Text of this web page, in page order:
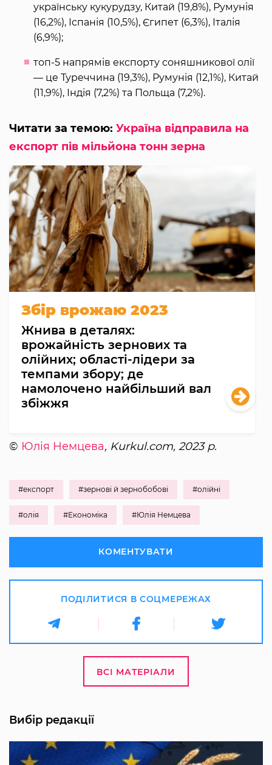
українську кукурудзу, Китай (19,8%), Румунія
(16,2%), Іспанія (10,5%), Єгипет (6,3%), Італія
(6,9%);
топ-5 напрямів експорту соняшникової олії
— це Туреччина (19,3%), Румунія (12,1%), Китай
(11,9%), Індія (7,2%) та Польща (7,2%).
Читати за темою: Україна відправила на
експорт пів мільйона тонн зерна
Збір врожаю 2023
Жнива в деталях:
врожайність зернових та
олійних; області-лідери за
темпами збору; де
намолочено найбільший вал
збіжжя
© Юлія Немцева, Kurkul.com, 2023 р.
#експорт #зернові й зернобобові #олійні
#олія #Економіка #Юлія Немцева
КОМЕНТУВАТИ
ПОДІЛИТИСЯ В СОЦМЕРЕЖАХ
ВСІ МАТЕРІАЛИ
Вибір редакції